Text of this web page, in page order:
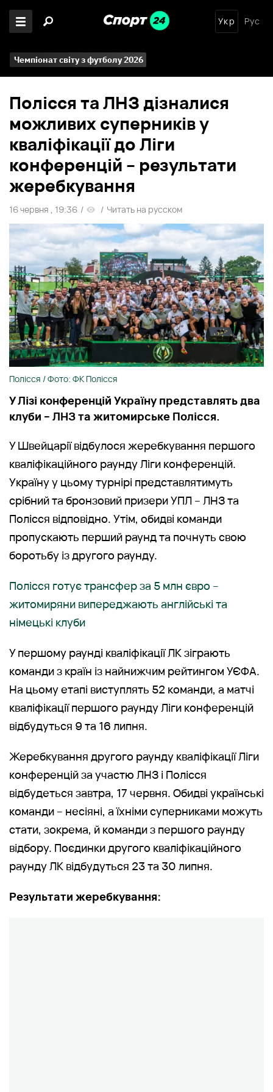
Укр Рус
Чемпіонат світу з футболу 2026
Полісся та ЛНЗ дізналися
можливих суперників у
кваліфікації до Ліги
конференцій – результати
жеребкування
16 червня , 19:36 / / Читать на русском
Полісся / Фото: ФК Полісся
У Лізі конференцій Україну представлять два
клуби – ЛНЗ та житомирське Полісся.
У Швейцарії відбулося жеребкування першого
кваліфікаційного раунду Ліги конференцій.
Україну у цьому турнірі представлятимуть
срібний та бронзовий призери УПЛ – ЛНЗ та
Полісся відповідно. Утім, обидві команди
пропускають перший раунд та почнуть свою
боротьбу із другого раунду.
Полісся готує трансфер за 5 млн євро –
житомиряни випереджають англійські та
німецькі клуби
У першому раунді кваліфікації ЛК зіграють
команди з країн із найнижчим рейтингом УЄФА.
На цьому етапі виступлять 52 команди, а матчі
кваліфікації першого раунду Ліги конференцій
відбудуться 9 та 16 липня.
Жеребкування другого раунду кваліфікації Ліги
конференцій за участю ЛНЗ і Полісся
відбудеться завтра, 17 червня. Обидві українські
команди – несіяні, а їхніми суперниками можуть
стати, зокрема, й команди з першого раунду
відбору. Поєдинки другого кваліфікаційного
раунду ЛК відбудуться 23 та 30 липня.
Результати жеребкування: